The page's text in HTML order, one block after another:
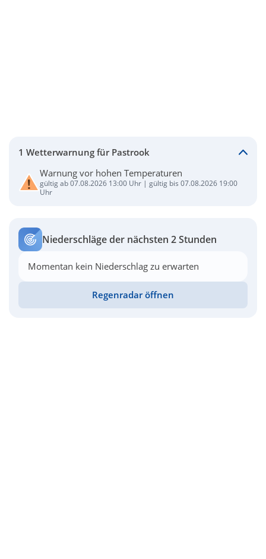
1 Wetterwarnung für Pastrook
Warnung vor hohen Temperaturen
gültig ab 07.08.2026 13:00 Uhr | gültig bis 07.08.2026 19:00
Uhr
Niederschläge der nächsten 2 Stunden
Momentan kein Niederschlag zu erwarten
Regenradar öffnen